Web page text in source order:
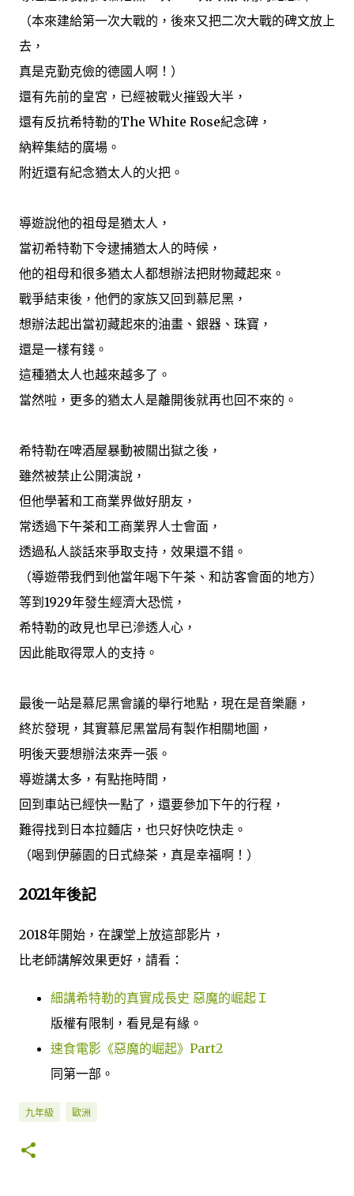
（本來建給第一次大戰的，後來又把二次大戰的碑文放上
去，
真是克勤克儉的德國人啊！）
還有先前的皇宮，已經被戰火摧毀大半，
還有反抗希特勒的The White Rose紀念碑，
納粹集結的廣場。
附近還有紀念猶太人的火把。
導遊說他的祖母是猶太人，
當初希特勒下令逮捕猶太人的時候，
他的祖母和很多猶太人都想辦法把財物藏起來。
戰爭結束後，他們的家族又回到慕尼黑，
想辦法起出當初藏起來的油畫、銀器、珠寶，
還是一樣有錢。
這種猶太人也越來越多了。
當然啦，更多的猶太人是離開後就再也回不來的。
希特勒在啤酒屋暴動被關出獄之後，
雖然被禁止公開演說，
但他學著和工商業界做好朋友，
常透過下午茶和工商業界人士會面，
透過私人談話來爭取支持，效果還不錯。
（導遊帶我們到他當年喝下午茶、和訪客會面的地方）
等到1929年發生經濟大恐慌，
希特勒的政見也早已滲透人心，
因此能取得眾人的支持。
最後一站是慕尼黑會議的舉行地點，現在是音樂廳，
終於發現，其實慕尼黑當局有製作相關地圖，
明後天要想辦法來弄一張。
導遊講太多，有點拖時間，
回到車站已經快一點了，還要參加下午的行程，
難得找到日本拉麵店，也只好快吃快走。
（喝到伊藤園的日式綠茶，真是幸福啊！）
2021年後記
2018年開始，在課堂上放這部影片，
比老師講解效果更好，請看：
細講希特勒的真實成長史 惡魔的崛起Ｉ
版權有限制，看見是有緣。
速食電影《惡魔的崛起》Part2
同第一部。
九年級 歐洲